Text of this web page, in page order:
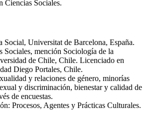
Ciencias Sociales.
Social, Universitat de Barcelona, España.
Sociales, mención Sociología de la
de Chile, Chile. Licenciado en
Diego Portales, Chile.
y relaciones de género, minorías
y discriminación, bienestar y calidad de
de encuestas.
Procesos, Agentes y Prácticas Culturales.